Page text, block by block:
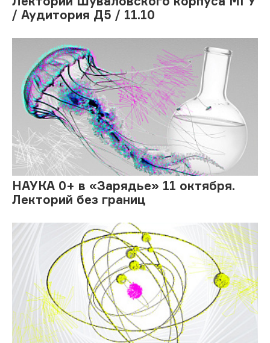
/ Аудитория Д5 / 11.10
НАУКА 0+ в «Зарядье» 11 октября.
Лекторий без границ